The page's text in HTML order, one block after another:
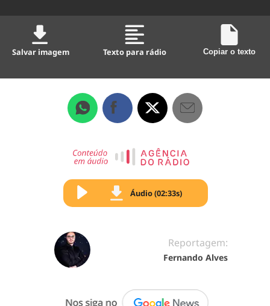
Salvar imagem Texto para rádio Copiar o texto
Áudio (02:33s)
Reportagem:
Fernando Alves